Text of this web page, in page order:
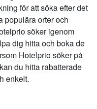
för att söka efter det
populära orter och
söker igenom
dig hitta och boka de
Hotelprio söker på
du hitta rabatterade
enkelt.